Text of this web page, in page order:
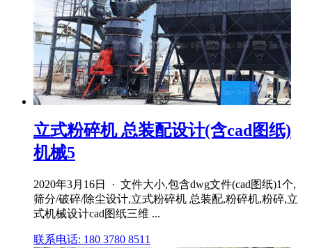
立式粉碎机 总装配设计(含cad图纸)
机械5
2020年3月16日 · 文件大小,包含dwg文件(cad图纸)1个,
筛分/破碎/除尘设计,立式粉碎机 总装配,粉碎机,粉碎,立
式机械设计cad图纸三维 ...
联系电话: 180 3780 8511